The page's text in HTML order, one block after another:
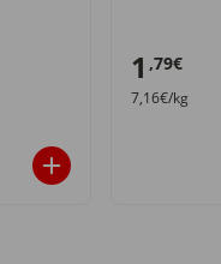
1 ,79€
7,16€/kg